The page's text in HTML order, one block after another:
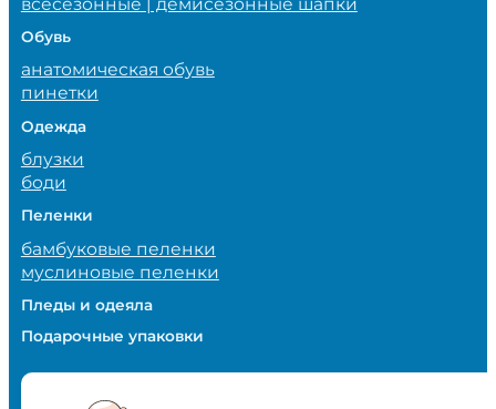
Обувь
анатомическая обувь
пинетки
Одежда
блузки
боди
Пеленки
бамбуковые пеленки
муслиновые пеленки
Пледы и одеяла
Подарочные упаковки